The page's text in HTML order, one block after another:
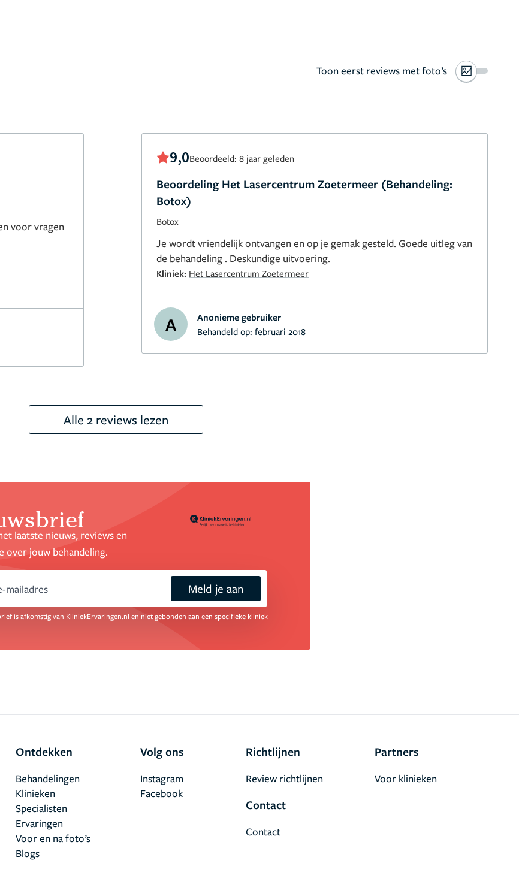
Toon eerst reviews met foto’s
voor vragen
9,0Beoordeeld: 8 jaar geleden
Beoordeling Het Lasercentrum Zoetermeer (Behandeling:
Botox)
Botox
Je wordt vriendelijk ontvangen en op je gemak gesteld. Goede uitleg van
de behandeling . Deskundige uitvoering.
Kliniek: Het Lasercentrum Zoetermeer
A
Anonieme gebruiker
Behandeld op: februari 2018
Alle 2 reviews lezen
laatste nieuws, reviews en
over jouw behandeling.
Meld je aan
is afkomstig van KliniekErvaringen.nl en niet gebonden aan een specifieke kliniek
Ontdekken
Behandelingen
Klinieken
Specialisten
Ervaringen
Voor en na foto’s
Blogs
Volg ons
Facebook
Instagram
Richtlijnen
Review richtlijnen
Contact
Contact
Partners
Voor klinieken